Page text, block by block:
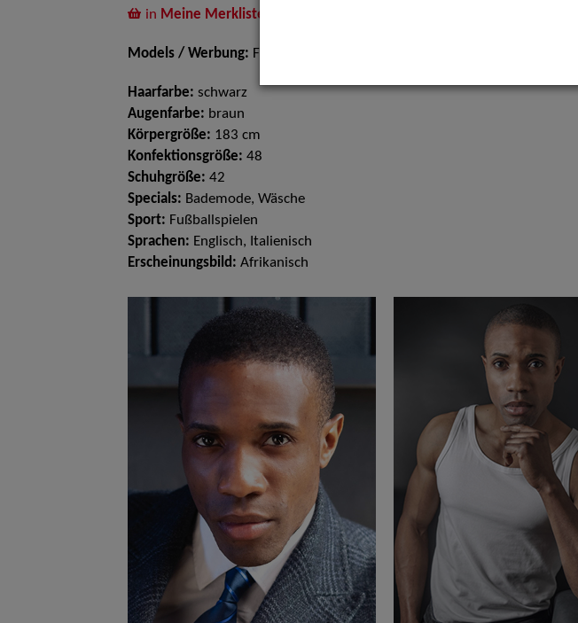
in Meine Merkliste
Models / Werbung: Fotomodell, Dressman
Haarfarbe: schwarz
Augenfarbe: braun
Körpergröße: 183 cm
Konfektionsgröße: 48
Schuhgröße: 42
Specials: Bademode, Wäsche
Sport: Fußballspielen
Sprachen: Englisch, Italienisch
Erscheinungsbild: Afrikanisch